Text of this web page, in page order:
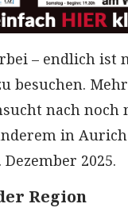
– endlich ist
besuchen.
nach noch
in Aurich
2025.
Region